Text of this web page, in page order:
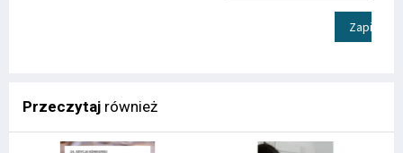
Zapisz
Przeczytaj również